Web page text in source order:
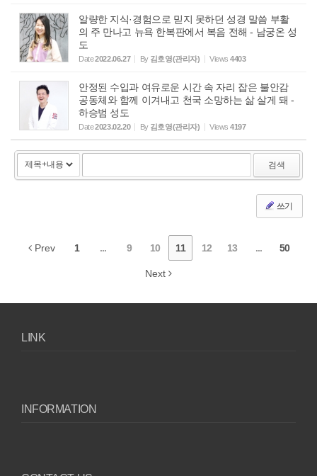
알량한 지식·경험으로 믿지 못하던 성경 말씀 부활
의 주 만나고 뉴욕 한복판에서 복음 전해 - 남궁온 성
도
Date2022.06.27 By 김호영(관리자) Views 4403
안정된 수입과 여유로운 시간 속 자리 잡은 불안감
공동체와 함께 이겨내고 천국 소망하는 삶 살게 돼 -
하승범 성도
Date2023.02.20 By 김호영(관리자) Views 4197
검색
쓰기
Prev 1 ... 9 10 11 12 13 ... 50
Next
LINK
INFORMATION